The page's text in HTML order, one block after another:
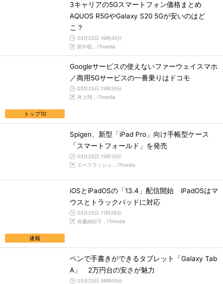
3キャリアの5Gスマートフォン価格まとめ
AQUOS R5GやGalaxy S20 5Gが安いのはど
こ？
03月25日 16時43分
田中聡，ITmedia
トップ10
Googleサービスの使えないファーウェイスマホ
／商用5Gサービスの一番乗りはドコモ
03月25日 15時30分
井上翔，ITmedia
Spigen、新型「iPad Pro」向け手帳型ケース
「スマートフォールド」を発売
03月25日 15時10分
エースラッシュ，ITmedia
速報
iOSとiPadOSの「13.4」配信開始 iPadOSはマ
ウスとトラックパッドに対応
03月25日 11時26分
佐藤由紀子，ITmedia
ペンで手書きができるタブレット「Galaxy Tab
A」 2万円台の安さが魅力
03月25日 06時00分